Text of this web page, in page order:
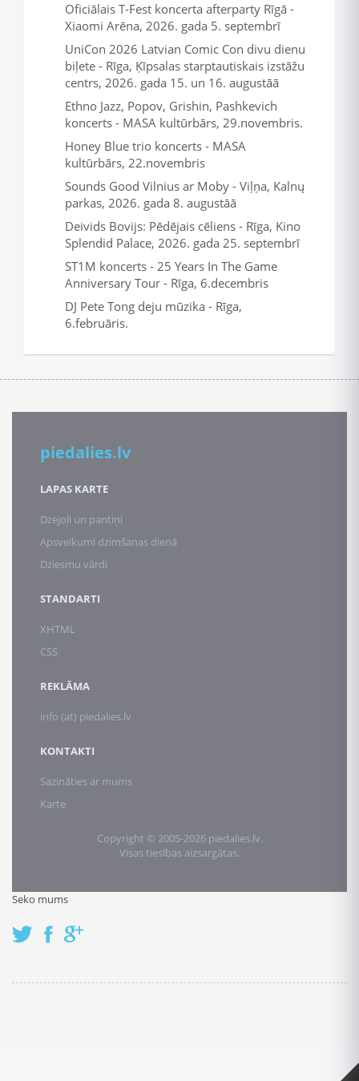
Oficiālais T-Fest koncerta afterparty Rīgā -
Xiaomi Arēna, 2026. gada 5. septembrī
UniCon 2026 Latvian Comic Con divu dienu
biļete - Rīga, Ķīpsalas starptautiskais izstāžu
centrs, 2026. gada 15. un 16. augustāā
Ethno Jazz, Popov, Grishin, Pashkevich
koncerts - MASA kultūrbārs, 29.novembris.
Honey Blue trio koncerts - MASA
kultūrbārs, 22.novembris
Sounds Good Vilnius ar Moby - Viļņa, Kalnų
parkas, 2026. gada 8. augustāā
Deivids Bovijs: Pēdējais cēliens - Rīga, Kino
Splendid Palace, 2026. gada 25. septembrī
ST1M koncerts - 25 Years In The Game
Anniversary Tour - Rīga, 6.decembris
DJ Pete Tong deju mūzika - Rīga,
6.februāris.
piedalies.lv
LAPAS KARTE
Dzejoļi un pantiņi
Apsveikumi dzimšanas dienā
Dziesmu vārdi
STANDARTI
XHTML
CSS
REKLĀMA
info (at) piedalies.lv
KONTAKTI
Sazināties ar mums
Karte
Copyright © 2005-2026 piedalies.lv.
Visas tiesības aizsargātas.
Seko mums